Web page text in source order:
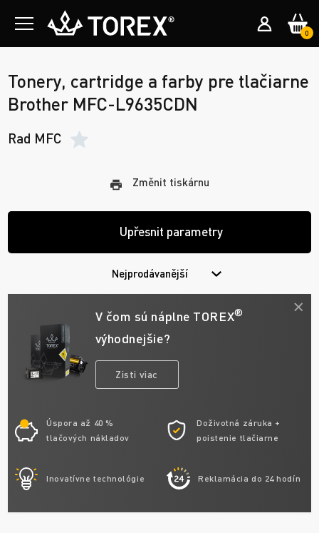
0
Tonery, cartridge a farby pre tlačiarne
Brother MFC-L9635CDN
Rad MFC
Změnit tiskárnu
Upřesnit parametry
Nejprodávanější
V čom sú náplne TOREX®
výhodnejšie?
Zisti viac
Úspora až 40 %
tlačových nákladov
Doživotná záruka +
poistenie tlačiarne
Inovatívne technológie Reklamácia do 24 hodín